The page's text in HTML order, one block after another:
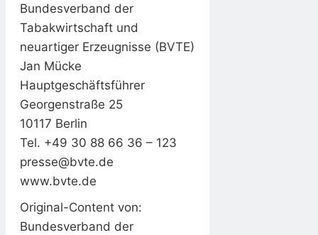
Bundesverband der
Tabakwirtschaft und
neuartiger Erzeugnisse (BVTE)
Jan Mücke
Hauptgeschäftsführer
Georgenstraße 25
10117 Berlin
Tel. +49 30 88 66 36 – 123
presse@bvte.de
www.bvte.de
Original-Content von:
Bundesverband der